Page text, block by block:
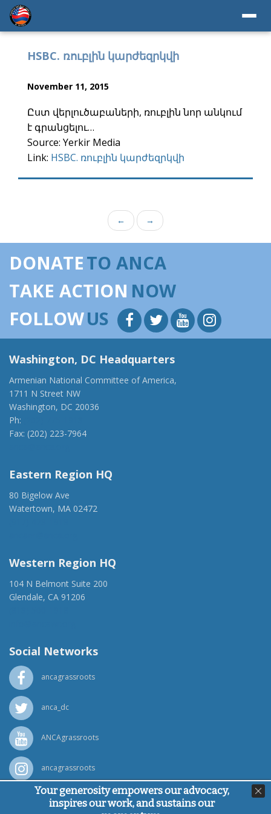
HSBC. ռուբլին կարժեզրկվի
November 11, 2015
Ըստ վերլուծաբաների, ռուբլին նոր անկում
է գրանցելու…
Source: Yerkir Media
Link: HSBC. ռուբլին կարժեզրկվի
← →
DONATETO ANCA
TAKE ACTION NOW
FOLLOWUS
Washington, DC Headquarters
Armenian National Committee of America,
1711 N Street NW
Washington, DC 20036
Ph:
Fax: (202) 223-7964
Eastern Region HQ
80 Bigelow Ave
Watertown, MA 02472
Western Region HQ
104 N Belmont Suite 200
Glendale, CA 91206
Social Networks
ancagrassroots
anca_dc
ANCAgrassroots
ancagrassroots
ANCA
Your generosity empowers our advocacy,
inspires our work, and sustains our